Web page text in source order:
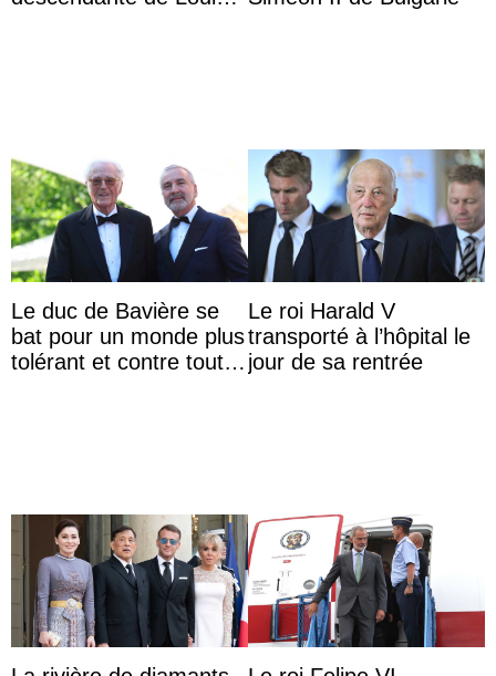
Le duc de Bavière se
bat pour un monde plus
tolérant et contre toute
Le roi Harald V
transporté à l’hôpital le
jour de sa rentrée